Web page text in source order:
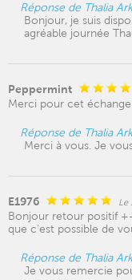
Réponse de Thalia
Bonjour, je suis
agréable journée
Peppermint
Merci pour cet
Réponse de Thalia
Merci à vous. Je
E1976 Le
Bonjour retour positif
que c'est possible de
Réponse de Thalia
Je vous remercie